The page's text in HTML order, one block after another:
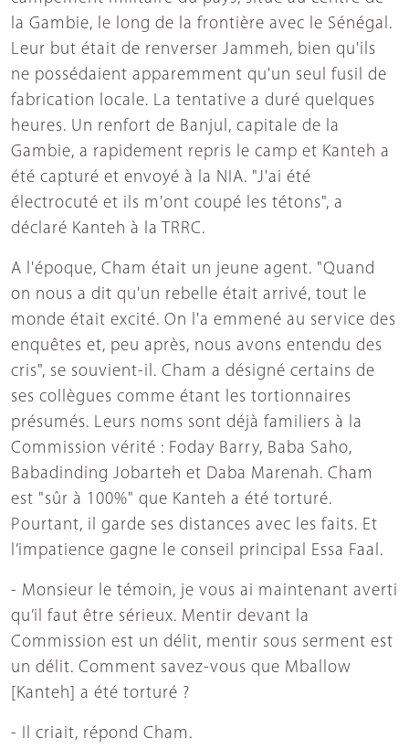
la Gambie, le long de la frontière avec le Sénégal.
Leur but était de renverser Jammeh, bien qu'ils
ne possédaient apparemment qu'un seul fusil de
fabrication locale. La tentative a duré quelques
heures. Un renfort de Banjul, capitale de la
Gambie, a rapidement repris le camp et Kanteh a
été capturé et envoyé à la NIA. "J'ai été
électrocuté et ils m'ont coupé les tétons", a
déclaré Kanteh à la TRRC.
A l'époque, Cham était un jeune agent. "Quand
on nous a dit qu'un rebelle était arrivé, tout le
monde était excité. On l'a emmené au service des
enquêtes et, peu après, nous avons entendu des
cris", se souvient-il. Cham a désigné certains de
ses collègues comme étant les tortionnaires
présumés. Leurs noms sont déjà familiers à la
Commission vérité : Foday Barry, Baba Saho,
Babadinding Jobarteh et Daba Marenah. Cham
est "sûr à 100%" que Kanteh a été torturé.
Pourtant, il garde ses distances avec les faits. Et
l’impatience gagne le conseil principal Essa Faal.
- Monsieur le témoin, je vous ai maintenant averti
qu’il faut être sérieux. Mentir devant la
Commission est un délit, mentir sous serment est
un délit. Comment savez-vous que Mballow
[Kanteh] a été torturé ?
- Il criait, répond Cham.